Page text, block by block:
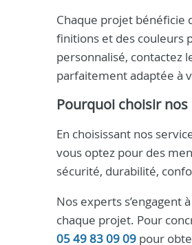
Chaque projet bénéficie
finitions et des couleurs
personnalisé, contactez
parfaitement adaptée à
Pourquoi choisir nos
En choisissant nos
vous optez pour des
sécurité, durabilité,
Nos experts
chaque projet. Pour
05 49 83 09 09 pour